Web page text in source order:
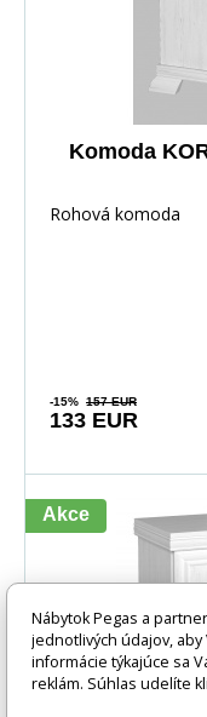
Komoda
Rohová komoda
-15% 157 EUR
133 EUR
Akce
Nábytok Pegas a
jednotlivých údajov,
informácie týkajúce sa
reklám. Súhlas udelíte